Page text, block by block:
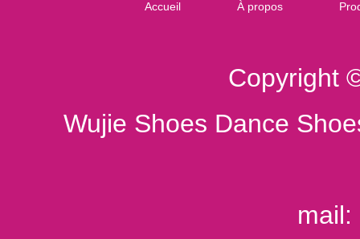
Accueil À propos
Copyright
Wujie Shoes Dance